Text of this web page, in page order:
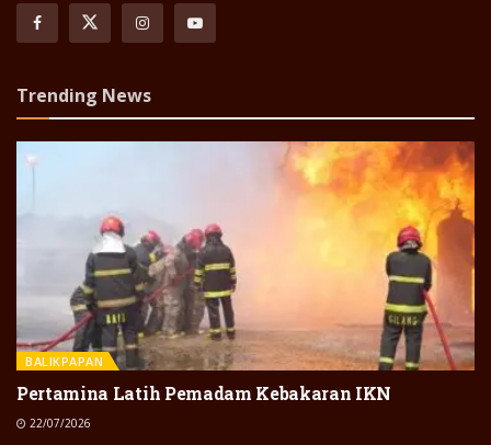
Trending News
BALIKPAPAN
Pertamina Latih Pemadam Kebakaran IKN
22/07/2026